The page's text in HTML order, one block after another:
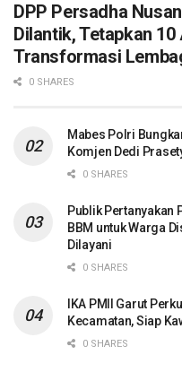
DPP Persadha
Dilantik, Tetapkan 10
Transformasi
0 SHARES
Mabes Polri
Komjen Dedi
0 SHARES
Publik Pertanyakan
BBM untuk Warga
Dilayani
0 SHARES
IKA PMII Garut
Kecamatan, Siap
0 SHARES